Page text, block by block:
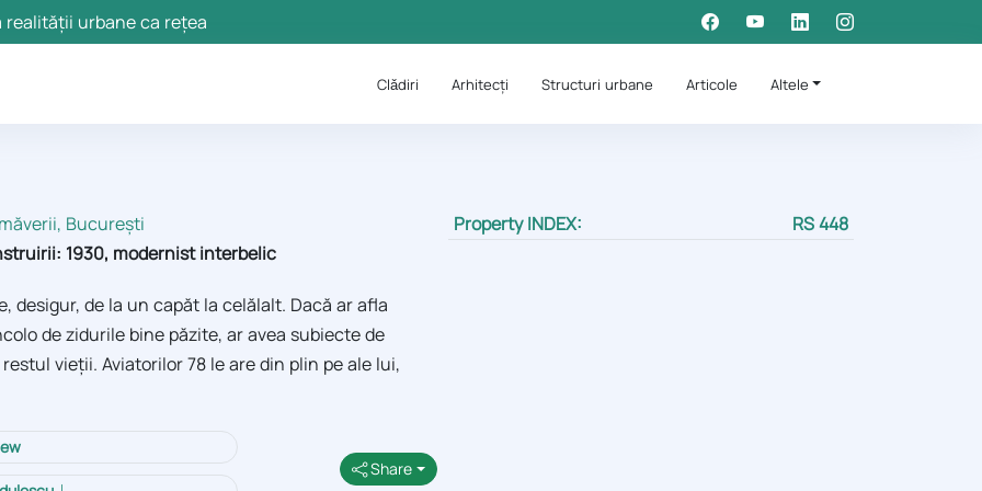
urbane ca rețea
Clǎdiri Arhitecți Structuri urbane Articole Altele
București
1930, modernist interbelic
desigur, de la un capăt la celălalt. Dacă ar afla
de zidurile bine păzite, ar avea subiecte de
vieții. Aviatorilor 78 le are din plin pe ale lui,
Share
Property INDEX: RS 448